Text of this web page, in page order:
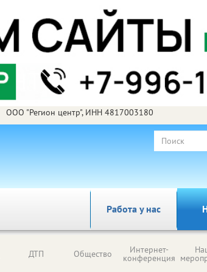
ООО "Регион центр", ИНН 4817003180
Работа у нас
ДТП Общество Интернет-
конференция